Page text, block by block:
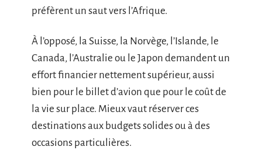
préfèrent un saut vers l’Afrique.
À l’opposé, la Suisse, la Norvège, l’Islande, le
Canada, l’Australie ou le Japon demandent un
effort financier nettement supérieur, aussi
bien pour le billet d’avion que pour le coût de
la vie sur place. Mieux vaut réserver ces
destinations aux budgets solides ou à des
occasions particulières.